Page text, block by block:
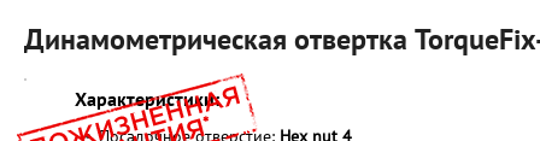
Динамометрическая отвертка
Характеристики:
Посадочное отверстие: Hex nut4